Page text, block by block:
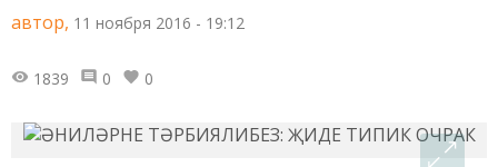
автор, 11 ноября 2016 - 19:12
1839 0 0